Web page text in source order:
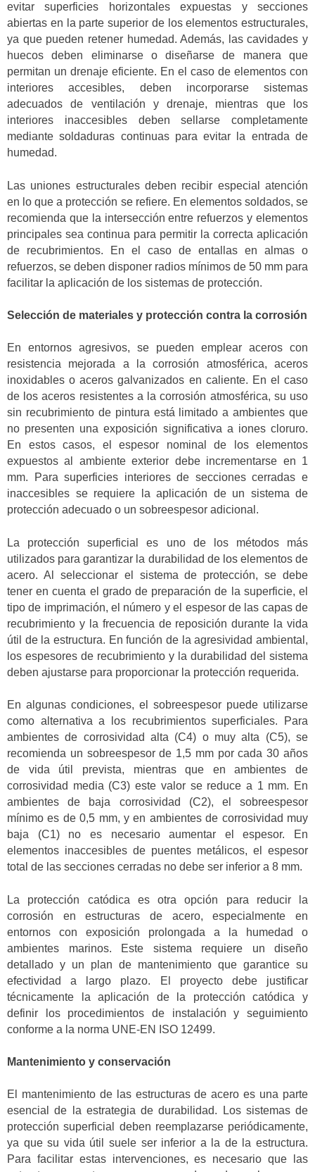
evitar superficies horizontales expuestas y secciones
abiertas en la parte superior de los elementos estructurales,
ya que pueden retener humedad. Además, las cavidades y
huecos deben eliminarse o diseñarse de manera que
permitan un drenaje eficiente. En el caso de elementos con
interiores accesibles, deben incorporarse sistemas
adecuados de ventilación y drenaje, mientras que los
interiores inaccesibles deben sellarse completamente
mediante soldaduras continuas para evitar la entrada de
humedad.
Las uniones estructurales deben recibir especial atención
en lo que a protección se refiere. En elementos soldados, se
recomienda que la intersección entre refuerzos y elementos
principales sea continua para permitir la correcta aplicación
de recubrimientos. En el caso de entallas en almas o
refuerzos, se deben disponer radios mínimos de 50 mm para
facilitar la aplicación de los sistemas de protección.
Selección de materiales y protección contra la corrosión
En entornos agresivos, se pueden emplear aceros con
resistencia mejorada a la corrosión atmosférica, aceros
inoxidables o aceros galvanizados en caliente. En el caso
de los aceros resistentes a la corrosión atmosférica, su uso
sin recubrimiento de pintura está limitado a ambientes que
no presenten una exposición significativa a iones cloruro.
En estos casos, el espesor nominal de los elementos
expuestos al ambiente exterior debe incrementarse en 1
mm. Para superficies interiores de secciones cerradas e
inaccesibles se requiere la aplicación de un sistema de
protección adecuado o un sobreespesor adicional.
La protección superficial es uno de los métodos más
utilizados para garantizar la durabilidad de los elementos de
acero. Al seleccionar el sistema de protección, se debe
tener en cuenta el grado de preparación de la superficie, el
tipo de imprimación, el número y el espesor de las capas de
recubrimiento y la frecuencia de reposición durante la vida
útil de la estructura. En función de la agresividad ambiental,
los espesores de recubrimiento y la durabilidad del sistema
deben ajustarse para proporcionar la protección requerida.
En algunas condiciones, el sobreespesor puede utilizarse
como alternativa a los recubrimientos superficiales. Para
ambientes de corrosividad alta (C4) o muy alta (C5), se
recomienda un sobreespesor de 1,5 mm por cada 30 años
de vida útil prevista, mientras que en ambientes de
corrosividad media (C3) este valor se reduce a 1 mm. En
ambientes de baja corrosividad (C2), el sobreespesor
mínimo es de 0,5 mm, y en ambientes de corrosividad muy
baja (C1) no es necesario aumentar el espesor. En
elementos inaccesibles de puentes metálicos, el espesor
total de las secciones cerradas no debe ser inferior a 8 mm.
La protección catódica es otra opción para reducir la
corrosión en estructuras de acero, especialmente en
entornos con exposición prolongada a la humedad o
ambientes marinos. Este sistema requiere un diseño
detallado y un plan de mantenimiento que garantice su
efectividad a largo plazo. El proyecto debe justificar
técnicamente la aplicación de la protección catódica y
definir los procedimientos de instalación y seguimiento
conforme a la norma UNE-EN ISO 12499.
Mantenimiento y conservación
El mantenimiento de las estructuras de acero es una parte
esencial de la estrategia de durabilidad. Los sistemas de
protección superficial deben reemplazarse periódicamente,
ya que su vida útil suele ser inferior a la de la estructura.
Para facilitar estas intervenciones, es necesario que las